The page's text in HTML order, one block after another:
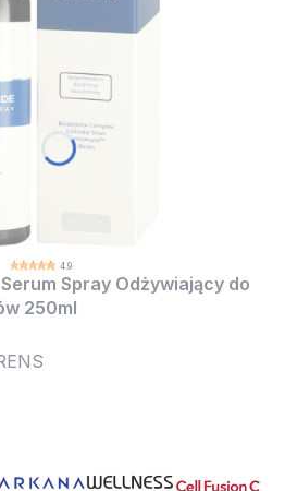
4.9
Spray Odżywiający do
250ml